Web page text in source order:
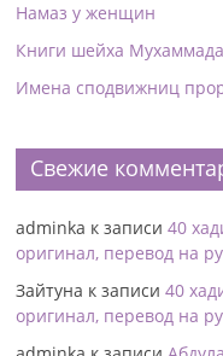
Намаз у женщин
Книги шейха
Имена сподвижниц
Свежие
adminka к записи40
оригинал, перевод на
Зайтуна к записи40
оригинал, перевод на